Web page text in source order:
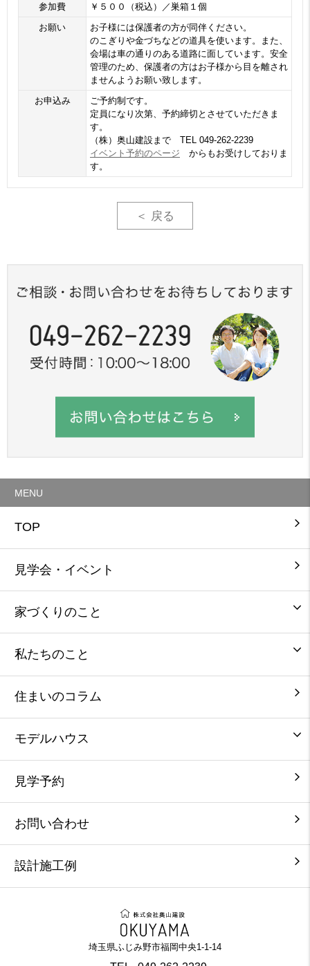
参加費
￥５００（税込）／巣箱１個
お願い
お子様には保護者の方が同伴ください。
のこぎりや金づちなどの道具を使います。また、
会場は車の通りのある道路に面しています。安全
管理のため、保護者の方はお子様から目を離され
ませんようお願い致します。
お申込み
ご予約制です。
定員になり次第、予約締切とさせていただきま
す。
（株）奥山建設まで TEL 049-262-2239
イベント予約のページ からもお受けしておりま
す。
＜ 戻る
MENU
TOP
見学会・イベント
家づくりのこと
私たちのこと
住まいのコラム
モデルハウス
見学予約
お問い合わせ
設計施工例
埼玉県ふじみ野市福岡中央1-1-14